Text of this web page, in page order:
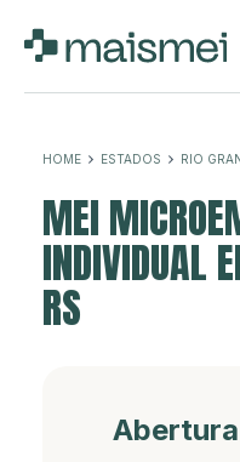
HOME ESTADOS RIO
MEI
INDIVIDUAL
RS